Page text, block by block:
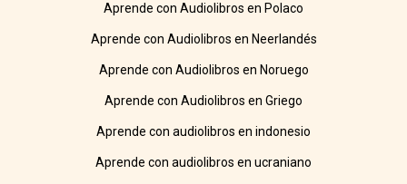
Aprende con Audiolibros en Polaco
Aprende con Audiolibros en Neerlandés
Aprende con Audiolibros en Noruego
Aprende con Audiolibros en Griego
Aprende con audiolibros en indonesio
Aprende con audiolibros en ucraniano